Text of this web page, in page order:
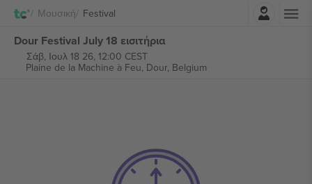
Μουσική Festival
Dour Festival July 18 εισιτήρια
Σάβ, Ιουλ 18 26, 12:00 CEST
Plaine de la Machine à Feu, Dour, Belgium